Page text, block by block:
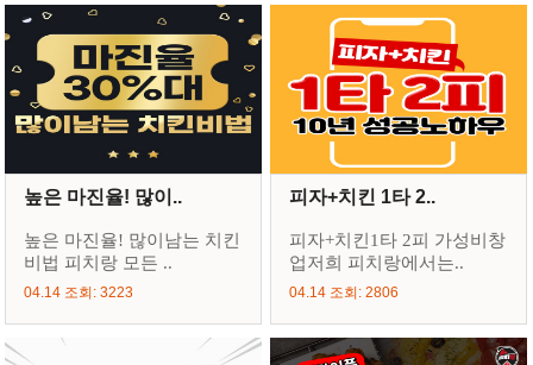
높은 마진율! 많이..
높은 마진율! 많이남는 치킨
비법 피치랑 모든 ..
04.14 조회: 3223
피자+치킨 1타 2..
피자+치킨1타 2피 가성비창
업저희 피치랑에서는..
04.14 조회: 2806